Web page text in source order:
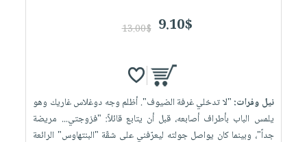
9.10$
13.00$
نيل وفرات: "لا تدخلي غرفة الضيوف". أظلم وجه دوغلاس غاريك وهو
يلمس الباب بأطراف أصابعه، قبل أن يتابع قائلاً: "فزوجتي... مريضة
جداً"، وبينما كان يواصل جولته ليعرّفني على شقّة "البنتهاوس" الرائعة